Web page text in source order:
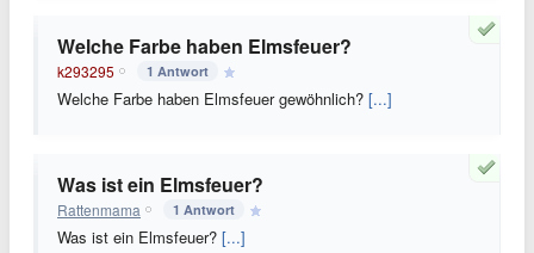
Welche Farbe haben Elmsfeuer?
k293295 1 Antwort
Welche Farbe haben Elmsfeuer gewöhnlich? [...]
Was ist ein Elmsfeuer?
Rattenmama 1 Antwort
Was ist ein Elmsfeuer? [...]